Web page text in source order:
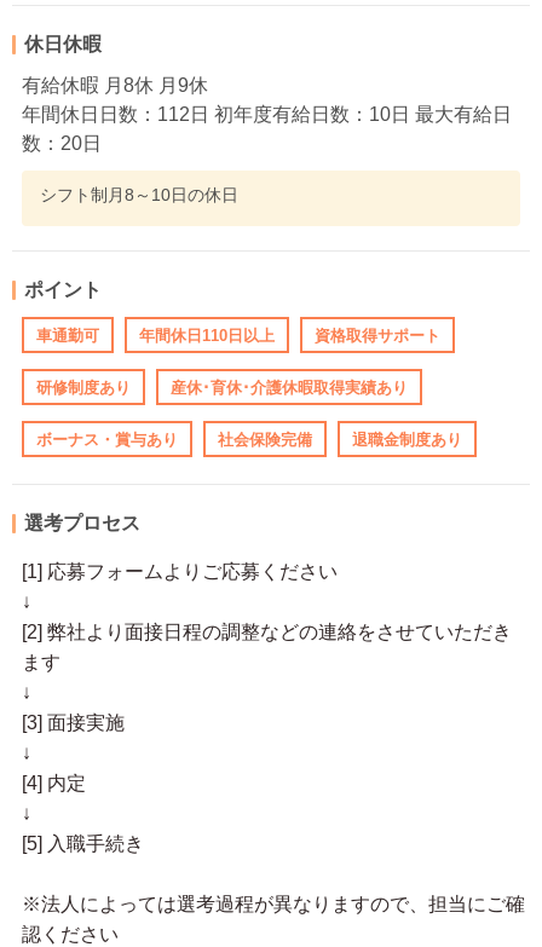
休日休暇
有給休暇 月8休 月9休
年間休日日数：112日 初年度有給日数：10日 最大有給日
数：20日
シフト制月8～10日の休日
ポイント
車通勤可 年間休日110日以上 資格取得サポート
研修制度あり 産休･育休･介護休暇取得実績あり
ボーナス・賞与あり 社会保険完備 退職金制度あり
選考プロセス
[1] 応募フォームよりご応募ください
↓
[2] 弊社より面接日程の調整などの連絡をさせていただき
ます
↓
[3] 面接実施
↓
[4] 内定
↓
[5] 入職手続き
※法人によっては選考過程が異なりますので、担当にご確
認ください